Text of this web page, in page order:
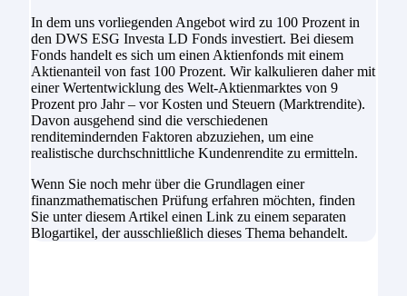
In dem uns vorliegenden Angebot wird zu 100 Prozent in
den DWS ESG Investa LD Fonds investiert. Bei diesem
Fonds handelt es sich um einen Aktienfonds mit einem
Aktienanteil von fast 100 Prozent. Wir kalkulieren daher mit
einer Wertentwicklung des Welt-Aktienmarktes von 9
Prozent pro Jahr – vor Kosten und Steuern (Marktrendite).
Davon ausgehend sind die verschiedenen
renditemindernden Faktoren abzuziehen, um eine
realistische durchschnittliche Kundenrendite zu ermitteln.
Wenn Sie noch mehr über die Grundlagen einer
finanzmathematischen Prüfung erfahren möchten, finden
Sie unter diesem Artikel einen Link zu einem separaten
Blogartikel, der ausschließlich dieses Thema behandelt.